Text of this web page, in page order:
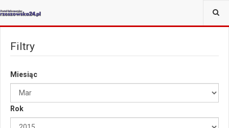
JESTEŚ TUTAJ:
Filtry
Miesiąc
Rok